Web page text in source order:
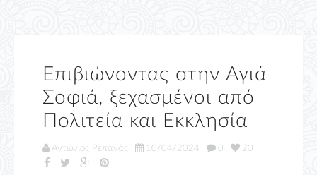
Επιβιώνοντας στην Αγιά
Σοφιά, ξεχασμένοι από
Πολιτεία και Εκκλησία
Αντώνιος Ρεπανάς 10/04/2024 0 20